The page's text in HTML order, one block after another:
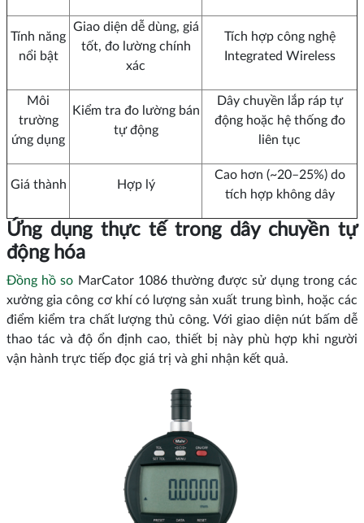
Tính năng
nổi bật
Giao diện dễ dùng, giá
tốt, đo lường chính
xác
Tích hợp công nghệ
Integrated Wireless
Môi
trường
ứng dụng
Kiểm tra đo lường bán
tự động
Dây chuyền lắp ráp tự
động hoặc hệ thống đo
liên tục
Giá thành Hợp lý
Cao hơn (~20–25%) do
tích hợp không dây
Ứng dụng thực tế trong dây chuyền tự
động hóa
Đồng hồ so MarCator 1086 thường được sử dụng trong các
xưởng gia công cơ khí có lượng sản xuất trung bình, hoặc các
điểm kiểm tra chất lượng thủ công. Với giao diện nút bấm dễ
thao tác và độ ổn định cao, thiết bị này phù hợp khi người
vận hành trực tiếp đọc giá trị và ghi nhận kết quả.